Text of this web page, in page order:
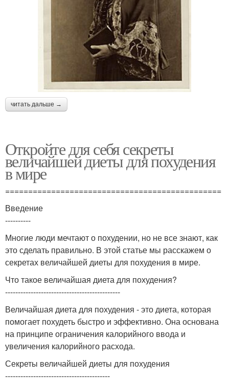
читать дальше →
Откройте для себя секреты
величайшей диеты для похудения
в мире
===============================================
Введение
----------
Многие люди мечтают о похудении, но не все знают, как
это сделать правильно. В этой статье мы расскажем о
секретах величайшей диеты для похудения в мире.
Что такое величайшая диета для похудения?
---------------------------------------------
Величайшая диета для похудения - это диета, которая
помогает похудеть быстро и эффективно. Она основана
на принципе ограничения калорийного ввода и
увеличения калорийного расхода.
Секреты величайшей диеты для похудения
-----------------------------------------